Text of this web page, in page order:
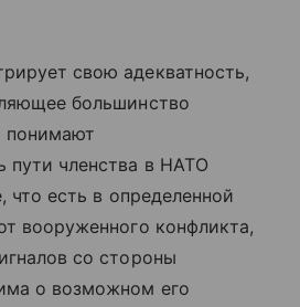
свою адекватность,
большинство
понимают
пути членства в НАТО
что есть в определенной
вооруженного конфликта,
со стороны
о возможном его